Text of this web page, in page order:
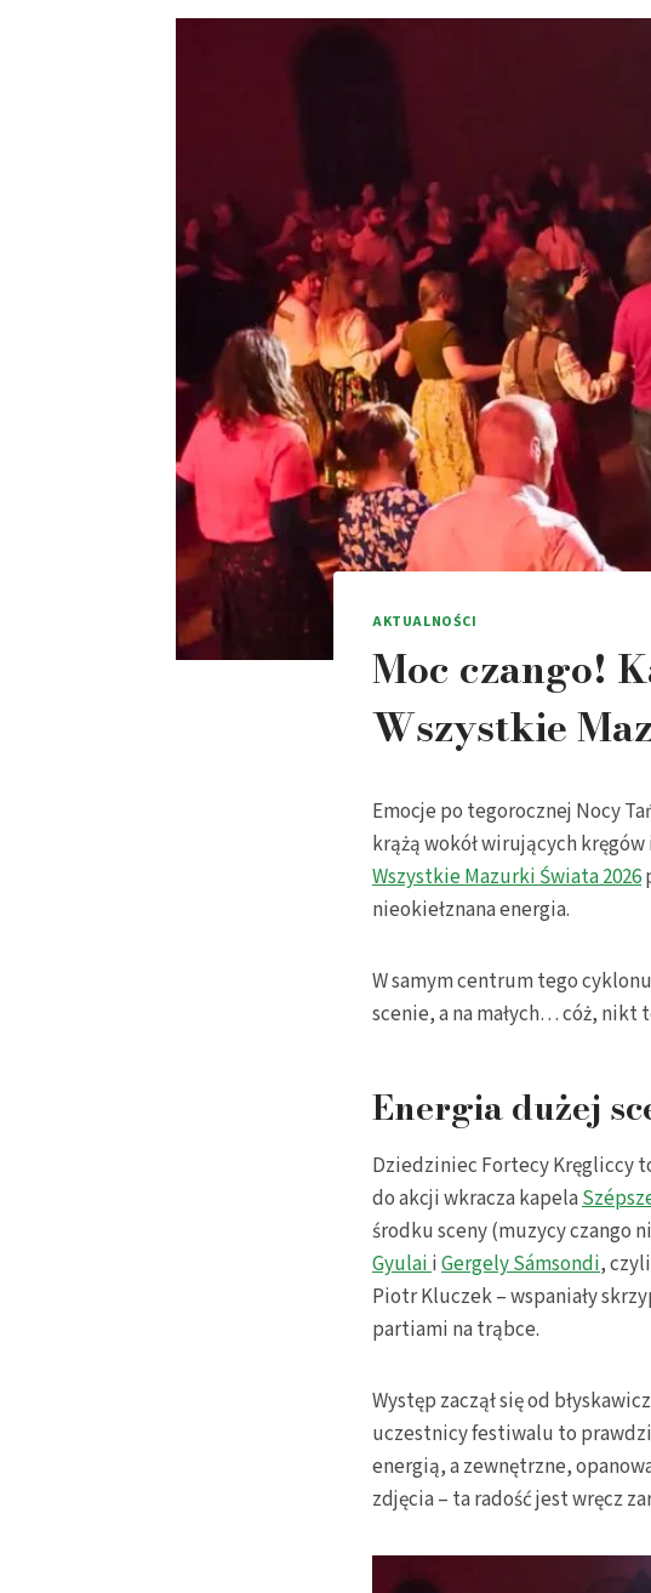
AKTUALNOŚCI
Moc czango!
Wszystkie
Emocje po tegorocznej Nocy
krążą wokół wirujących
Wszystkie Mazurki Świata 2026
nieokiełznana energia.
W samym centrum tego
scenie, a na małych… cóż, nikt
Energia dużej
Dziedziniec Fortecy Kręgliccy
do akcji wkracza kapela
środku sceny (muzycy czango
Gyulai i Gergely Sámsondi,
Piotr Kluczek – wspaniały
partiami na trąbce.
Występ zaczął się od
uczestnicy festiwalu to
energią, a zewnętrzne,
zdjęcia – ta radość jest wręcz